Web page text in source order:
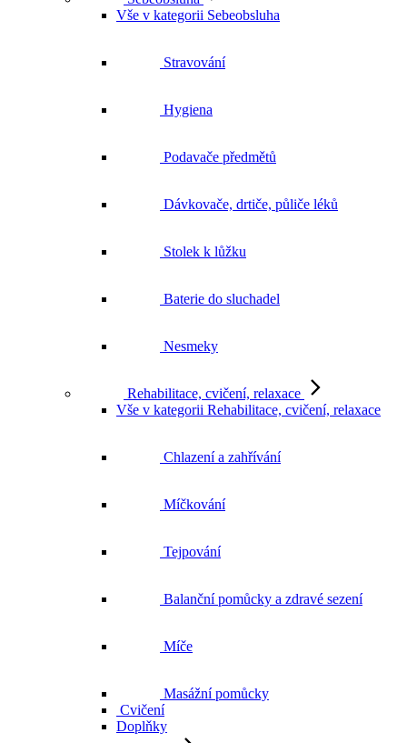
Vše v kategorii Sebeobsluha
Stravování
Hygiena
Podavače předmětů
Dávkovače, drtiče, půliče léků
Stolek k lůžku
Baterie do sluchadel
Nesmeky
Rehabilitace, cvičení, relaxace
Vše v kategorii Rehabilitace, cvičení, relaxace
Chlazení a zahřívání
Míčkování
Tejpování
Balanční pomůcky a zdravé sezení
Míče
Masážní pomůcky
Cvičení
Doplňky